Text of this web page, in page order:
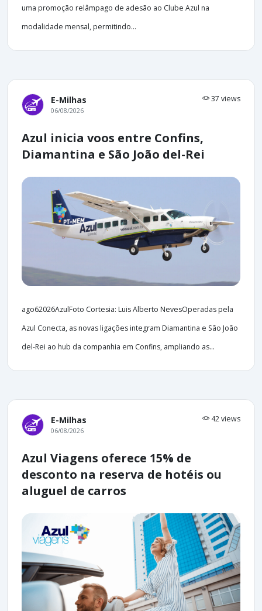
uma promoção relâmpago de adesão ao Clube Azul na
modalidade mensal, permitindo...
E-Milhas 37 views
06/08/2026
Azul inicia voos entre Confins,
Diamantina e São João del-Rei
ago62026AzulFoto Cortesia: Luis Alberto NevesOperadas pela
Azul Conecta, as novas ligações integram Diamantina e São João
del-Rei ao hub da companhia em Confins, ampliando as...
E-Milhas 42 views
06/08/2026
Azul Viagens oferece 15% de
desconto na reserva de hotéis ou
aluguel de carros